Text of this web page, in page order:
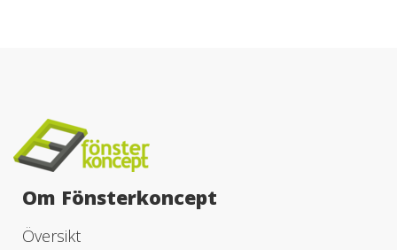
Om Fönsterkoncept
Översikt